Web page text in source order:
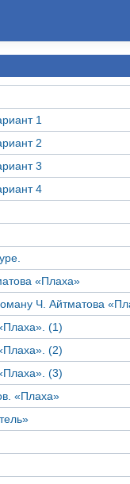
1
2
3
4
«Плаха»
Ч. Айтматова
(1)
(2)
(3)
«Плаха»